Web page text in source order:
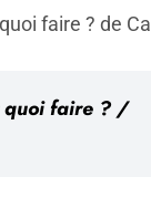
faire ? de
quoi faire ? /